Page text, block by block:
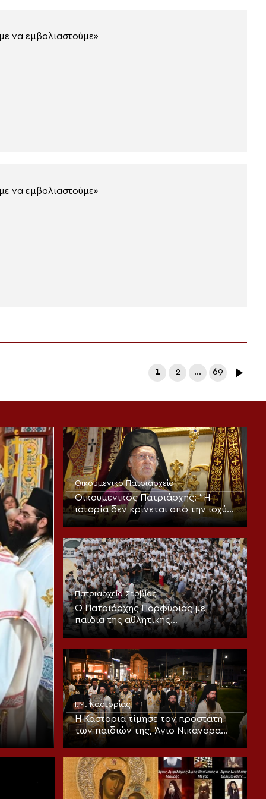
να εμβολιαστούμε»
να εμβολιαστούμε»
1 2 … 69
Οικουμενικό Πατριαρχείο
Οικουμενικός Πατριάρχης: “Η
ιστορία δεν κρίνεται από την ισχύ
των αριθμών, αλλά από την
Πατριαρχείο Σερβίας
Ο Πατριάρχης Πορφύριος με
παιδιά της αθλητικής
κατασκήνωσης «Η Σερβία σε καλεί»
Ι.Μ. Καστορίας
Η Καστοριά τίμησε τον προστάτη
των παιδιών της, Άγιο Νικάνορα
τον Θαυματουργό